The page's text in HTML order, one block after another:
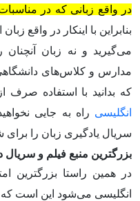
در واقع زبانی که در
بنابراین با اینکار در واقع
می‌گیرید و نه زبان
مدارس و کلاس‌های
که بدانید با استفاده
انگلیسی راه به جایی
سریال یادگیری زبان را
بزرگترین منبع فیلم و سریال
در همین راستا بزرگترین
انگلیسی می‌شود این است که